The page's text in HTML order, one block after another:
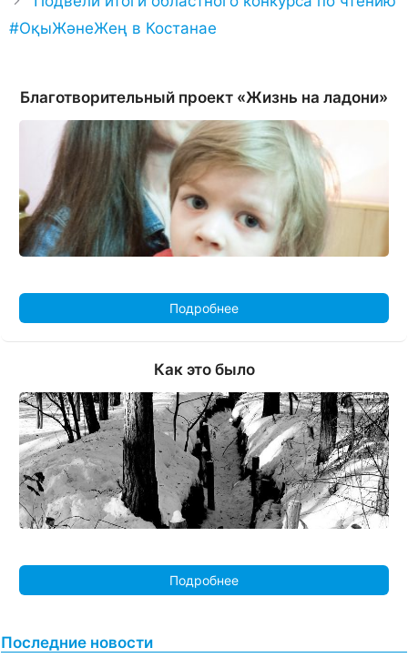
#ОқыЖәнеЖең в Костанае
Благотворительный проект «Жизнь на ладони»
Подробнее
Как это было
Подробнее
Последние новости